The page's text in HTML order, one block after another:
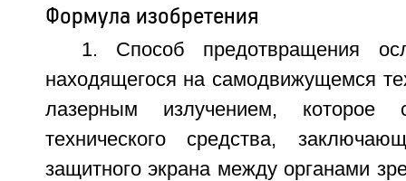
Формула изобретения
1. Способ предотвращения
находящегося на самодвижущемся
лазерным излучением, которое
технического средства,
защитного экрана между органами